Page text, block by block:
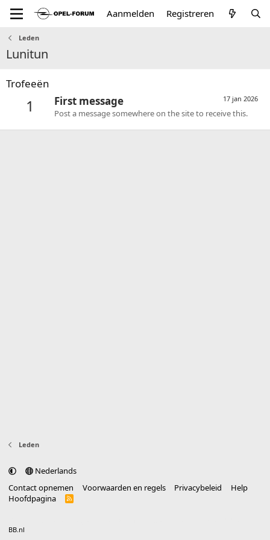
Aanmelden Registreren
Leden
Lunitun
Trofeeën
1 17 jan 2026
First message
Post a message somewhere on the site to receive this.
Leden
Nederlands
Contact opnemen
Voorwaarden en regels Privacybeleid
Help
Hoofdpagina
R
BB.nl